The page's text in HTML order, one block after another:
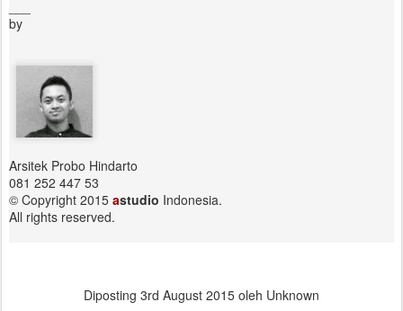
by
Arsitek Probo Hindarto
081 252 447 53
© Copyright 2015 astudio Indonesia.
All rights reserved.
Diposting 3rd August 2015 oleh Unknown